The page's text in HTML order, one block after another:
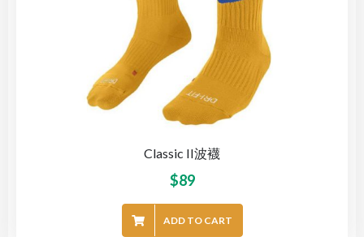
Classic II波襪
$89
ADD TO CART